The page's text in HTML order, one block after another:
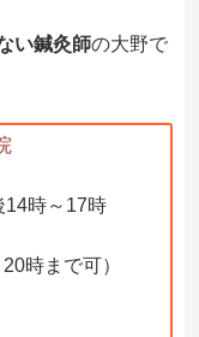
い鍼灸師の大野で
時～17時
時まで可）